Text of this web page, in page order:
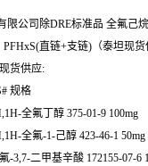
限公司除DRE标准品 全氟己
PFHxS(直链+支链)（泰坦现
货供应:
规格
全氟丁醇 375-01-9 100mg
全氟-1-己醇 423-46-1 50mg
-3,7-二甲基辛酸 172155-07-6